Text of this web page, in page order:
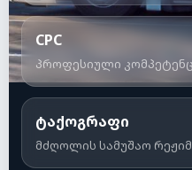
CPC
პროფესიული
ტაქოგრაფი
მძღოლის სამუშაო